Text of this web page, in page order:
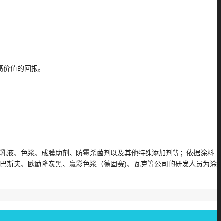
值的回报。
液、色浆、成膜助剂、防霉杀菌剂以及其他特殊添加剂等；依据涂料
斯夫、欧励隆炭黑、赢彩色浆（德固赛)、瓦克等公司的研发人员为涂